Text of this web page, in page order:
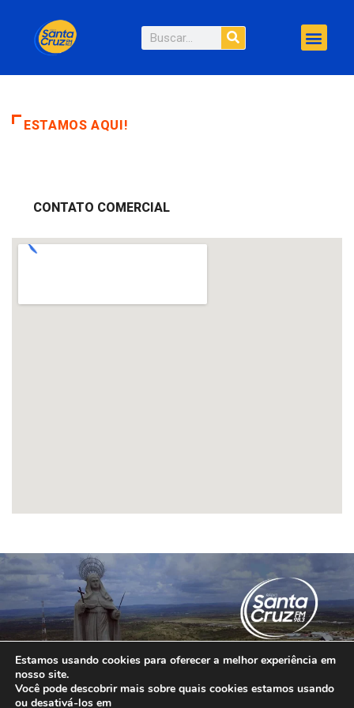
ESTAMOS AQUI!
CONTATO COMERCIAL
Estamos usando cookies para oferecer a melhor experiência em
nosso site.
Você pode descobrir mais sobre quais cookies estamos usando
ou desativá-los em